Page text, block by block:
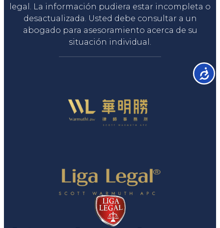
legal. La información pudiera estar incompleta o
desactualizada. Usted debe consultar a un
abogado para asesoramiento acerca de su
situación individual.